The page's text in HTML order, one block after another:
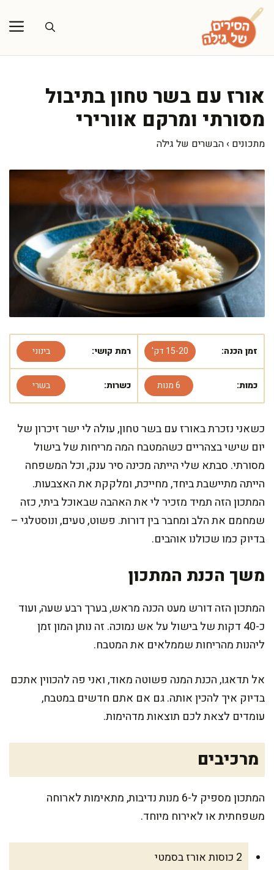
לדלג
לתוכן
אורז עם בשר טחון בתיבול
מסורתי ומרקם אוורירי
מתכונים › הבשרים של גילה
זמן הכנה: 15-20 דק' רמת קושי: בינוני
כמות: 6 מנות כשרות: בשרי
כשאני נזכרת באורז עם בשר טחון, עולה לי ישר זיכרון של
יום שישי בצהריים כשהמטבח המה מריחות של בישול
מסורתי. סבתא שלי הייתה מכינה סיר ענק, וכל המשפחה
הייתה מתיישבת ביחד, מחייכת, ומלקקת את האצבעות.
המתכון הזה תמיד מזכיר לי את האהבה שבאוכל ביתי, כזה
שמחמם את הלב ומחבר בין דורות. פשוט, טעים, ונוסטלגי –
בדיוק כמו שכולנו אוהבים.
משך הכנת המתכון
המתכון הזה דורש מעט הכנה מראש, בערך רבע שעה, ועוד
כ-40 דקות של בישול על אש נמוכה. זה נותן המון זמן
ליהנות מהריחות שממלאים את המטבח.
אל תדאגו, הכנת המנה פשוטה מאוד, ואני פה להכווין אתכם
בדיוק איך להכין אותה. גם אם אתם חדשים במטבח,
עומדים לצאת לכם תוצאות מדהימות.
מרכיבים
המתכון מספיק ל-6 מנות נדיבות, מתאימות לארוחה
משפחתית או לאירוח מיוחד.
2 כוסות אורז בסמטי